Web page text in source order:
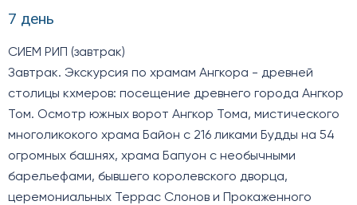
7 день
СИЕМ РИП (завтрак)
Завтрак. Экскурсия по храмам Ангкора - древней
столицы кхмеров: посещение древнего города Ангкор
Том. Осмотр южных ворот Ангкор Тома, мистического
многоликокого храма Байон с 216 ликами Будды на 54
огромных башнях, храма Бапуон с необычными
барельефами, бывшего королевского дворца,
церемониальных Террас Слонов и Прокаженного